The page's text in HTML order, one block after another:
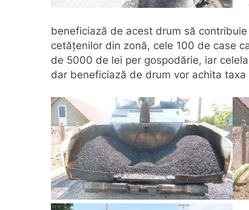
beneficiază de acest drum să
cetățenilor din zonă, cele 100 de case
de 5000 de lei per gospodărie, iar
dar beneficiază de drum vor achita